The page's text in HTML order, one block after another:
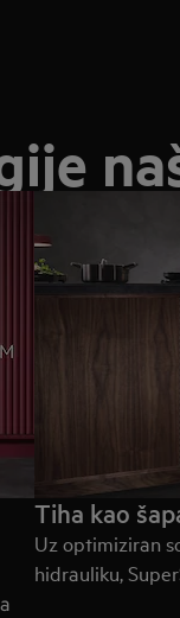
Tiha kao
Uz optimiziran
hidrauliku,